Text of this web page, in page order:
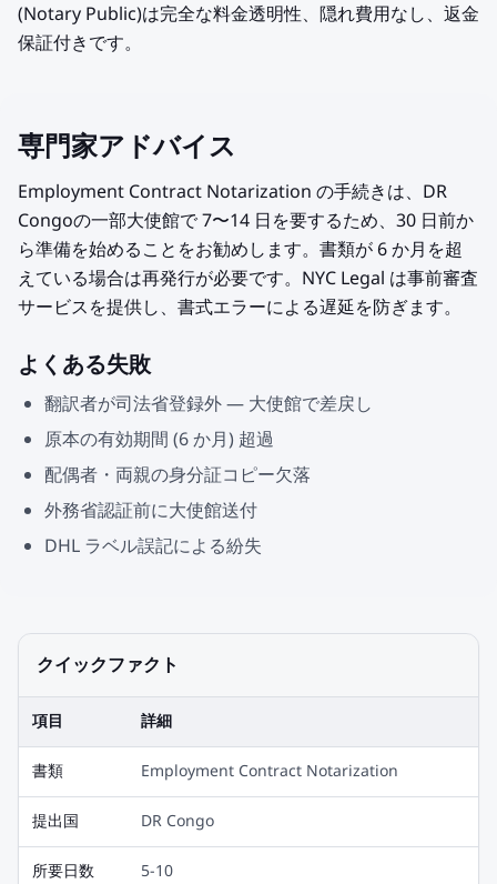
(Notary Public)は完全な料金透明性、隠れ費用なし、返金
保証付きです。
専門家アドバイス
Employment Contract Notarization の手続きは、DR
Congoの一部大使館で 7〜14 日を要するため、30 日前か
ら準備を始めることをお勧めします。書類が 6 か月を超
えている場合は再発行が必要です。NYC Legal は事前審査
サービスを提供し、書式エラーによる遅延を防ぎます。
よくある失敗
翻訳者が司法省登録外 — 大使館で差戻し
原本の有効期間 (6 か月) 超過
配偶者・両親の身分証コピー欠落
外務省認証前に大使館送付
DHL ラベル誤記による紛失
クイックファクト
項目 詳細
書類 Employment Contract Notarization
提出国 DR Congo
所要日数 5-10